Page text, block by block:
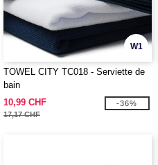
W1
TOWEL CITY TC018 - Serviette de
bain
10,99 CHF
17,17 CHF
-36%